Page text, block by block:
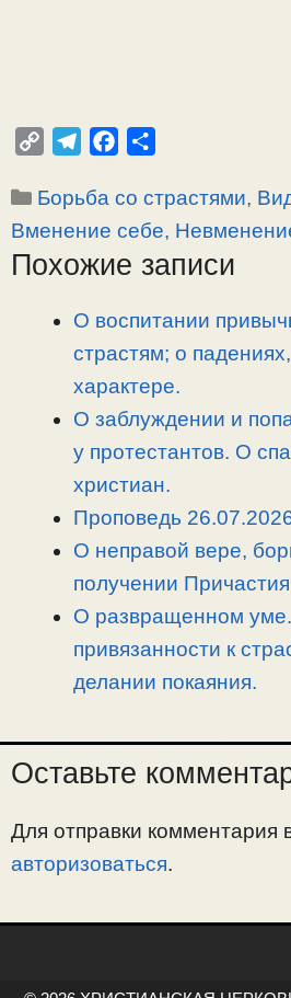
p
y
L
l
e
g
a
c
e
b
п
р
а
Рубрики
Борьба со страстями,
Вменение себе,
Похожие записи
О воспитании
страстям; о
характере.
О заблуждении и
у протестантов. О
христиан.
Проповедь
О неправой вере,
получении
О развращенном
привязанности к
делании покаяния.
Оставьте
Для отправки комментария
авторизоваться.